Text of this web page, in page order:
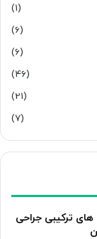
(1)
(6)
(6)
(46)
(21)
(7)
های ترکیبی جراحی